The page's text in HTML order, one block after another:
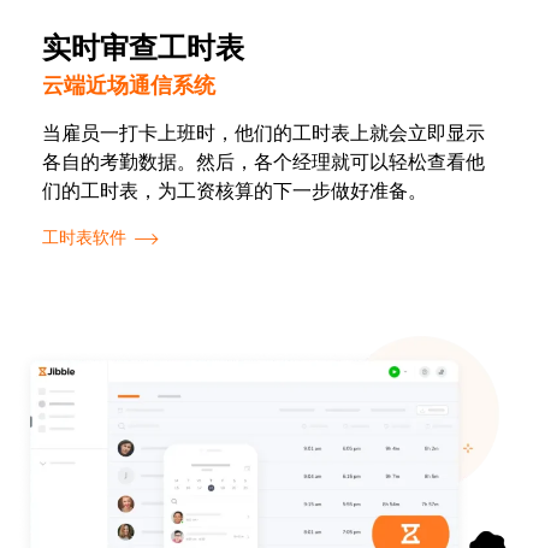
实时审查工时表
云端近场通信系统
当雇员一打卡上班时，他们的工时表上就会立即显示
各自的考勤数据。然后，各个经理就可以轻松查看他
们的工时表，为工资核算的下一步做好准备。
工时表软件